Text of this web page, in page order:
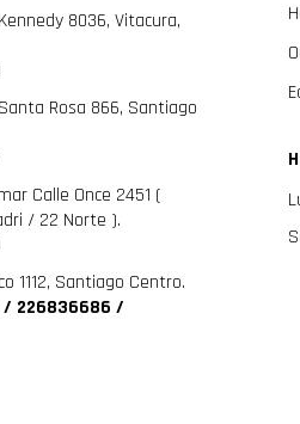
8036, Vitacura,
Rosa 866, Santiago
Calle Once 2451 (
/ 22 Norte ).
1112, Santiago Centro.
/ 226836686 /